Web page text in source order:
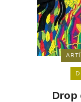
Drop